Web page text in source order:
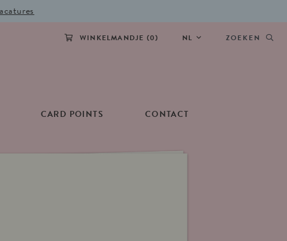
WINKELMANDJE (0) NL ZOEKEN
CARD POINTS CONTACT